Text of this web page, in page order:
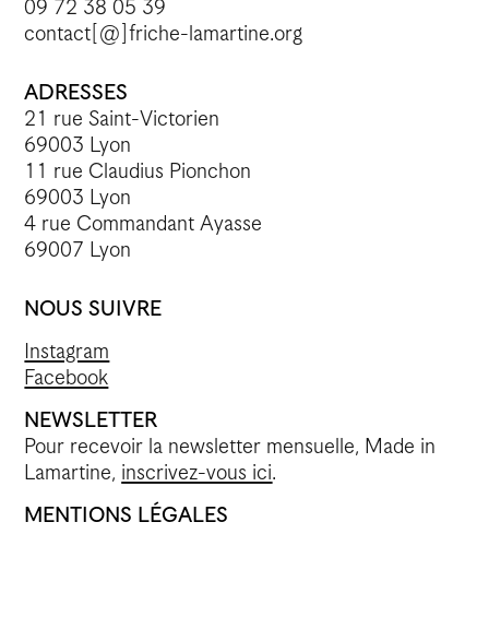
09 72 38 05 39
contact[@]friche-lamartine.org
ADRESSES
21 rue Saint-Victorien
69003 Lyon
11 rue Claudius Pionchon
69003 Lyon
4 rue Commandant Ayasse
69007 Lyon
NOUS SUIVRE
Instagram
Facebook
NEWSLETTER
Pour recevoir la newsletter mensuelle, Made in
Lamartine, inscrivez-vous ici.
MENTIONS LÉGALES